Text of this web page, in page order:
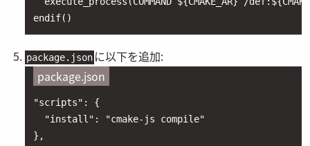
endif()
package.json に以下を追加:
package.json
"scripts": {
  "install": "cmake-js compile"
},